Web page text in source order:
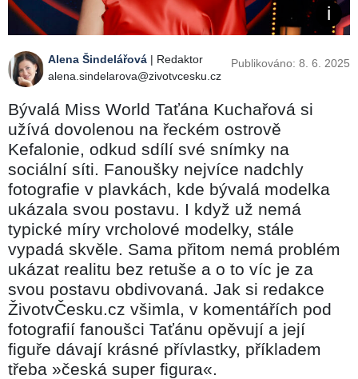
Alena Šindelářová | Redaktor
alena.sindelarova@zivotvcesku.cz
Publikováno: 8. 6. 2025
Bývalá Miss World Taťána Kuchařová si
užívá dovolenou na řeckém ostrově
Kefalonie, odkud sdílí své snímky na
sociální síti. Fanoušky nejvíce nadchly
fotografie v plavkách, kde bývalá modelka
ukázala svou postavu. I když už nemá
typické míry vrcholové modelky, stále
vypadá skvěle. Sama přitom nemá problém
ukázat realitu bez retuše a o to víc je za
svou postavu obdivovaná. Jak si redakce
ŽivotvČesku.cz všimla, v komentářích pod
fotografií fanoušci Taťánu opěvují a její
figuře dávají krásné přívlastky, příkladem
třeba »česká super figura«.